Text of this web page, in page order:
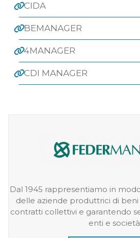
CIDA
BEMANAGER
4MANAGER
CDI MANAGER
Dal 1945 rappresentiamo in
delle aziende produttrici di beni
contratti collettivi e garantendo
enti e società